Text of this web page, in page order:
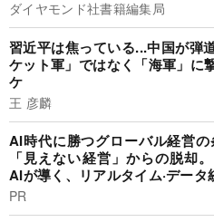
ダイヤモンド社書籍編集局
習近平は焦っている...中国が弾
ケット軍」ではなく「海軍」に
ケ
王 彦麟
AI時代に勝つグローバル経営
「見えない経営」からの脱却
AIが導く、リアルタイム·データ
PR